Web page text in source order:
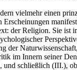
vielmehr einen
der Religion. Sie ist
der
im Innern seiner
schließlich (III.),